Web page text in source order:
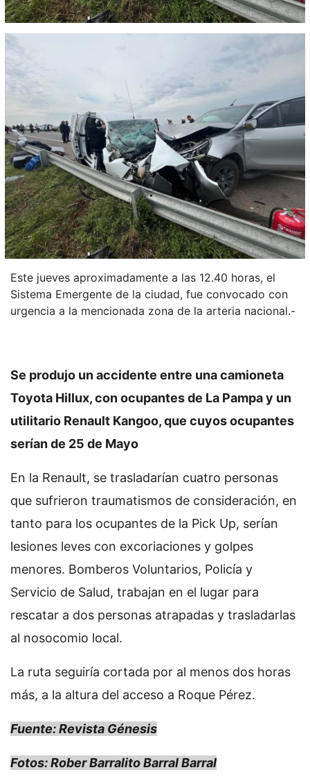
Este jueves aproximadamente a las 12.40 horas, el
Sistema Emergente de la ciudad, fue convocado con
urgencia a la mencionada zona de la arteria nacional.-
Se produjo un accidente entre una camioneta
Toyota Hillux, con ocupantes de La Pampa y un
utilitario Renault Kangoo, que cuyos ocupantes
serían de 25 de Mayo
En la Renault, se trasladarían cuatro personas
que sufrieron traumatismos de consideración, en
tanto para los ocupantes de la Pick Up, serían
lesiones leves con excoriaciones y golpes
menores. Bomberos Voluntarios, Policía y
Servicio de Salud, trabajan en el lugar para
rescatar a dos personas atrapadas y trasladarlas
al nosocomio local.
La ruta seguiría cortada por al menos dos horas
más, a la altura del acceso a Roque Pérez.
Fuente: Revista Génesis
Fotos: Rober Barralito Barral Barral